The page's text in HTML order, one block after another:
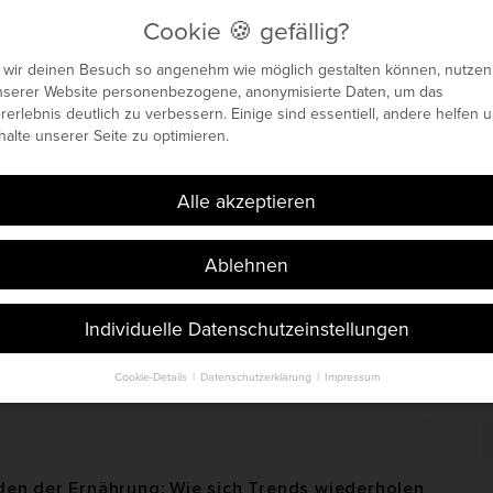
Maximum
Seit 2014.
der Ernährung: Wie sich Trends wiederholen
i
Cookie 🍪 gefällig?
wir deinen Besuch so angenehm wie möglich gestalten können,
Website personenbezogene, anonymisierte Daten, um das
deutlich zu verbessern. Einige sind essentiell, andere helfen
unserer Seite zu optimieren.
🍪 gefällig?
Alle akzeptieren
Ablehnen
Individuelle Datenschutzeinstellungen
Cookie-Details Datenschutzerklärung Impressum
Datenschutzeinstellungen
Sie eine Übersicht über alle verwendeten Cookies. Sie können
und so nur bestimmte Cookies auswählen.